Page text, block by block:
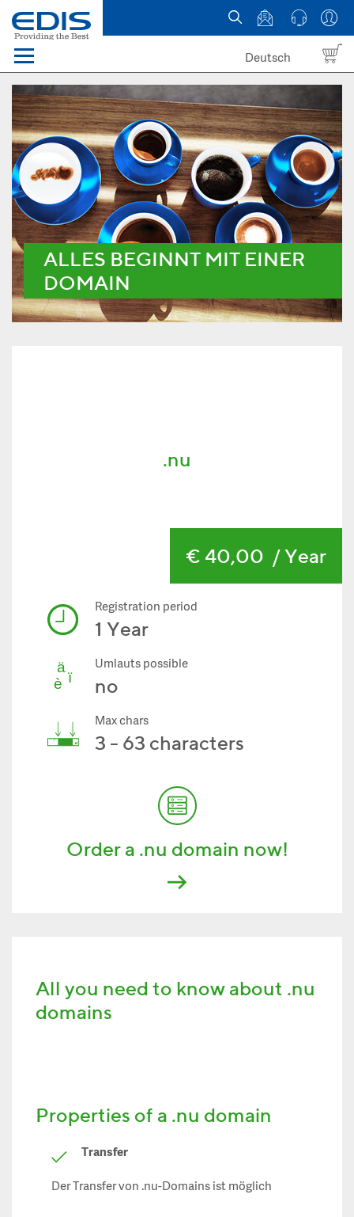
Menü
Domain names
Hosting
News
about EDIS
Deutsch
ALLES BEGINNT MIT EINER
DOMAIN
.nu
€ 40,00 / Year
Registration period
1 Year
Umlauts possible
no
Max chars
3 - 63 characters
Order a .nu domain now!
All you need to know about .nu
domains
Properties of a .nu domain
Transfer
Der Transfer von .nu-Domains ist möglich